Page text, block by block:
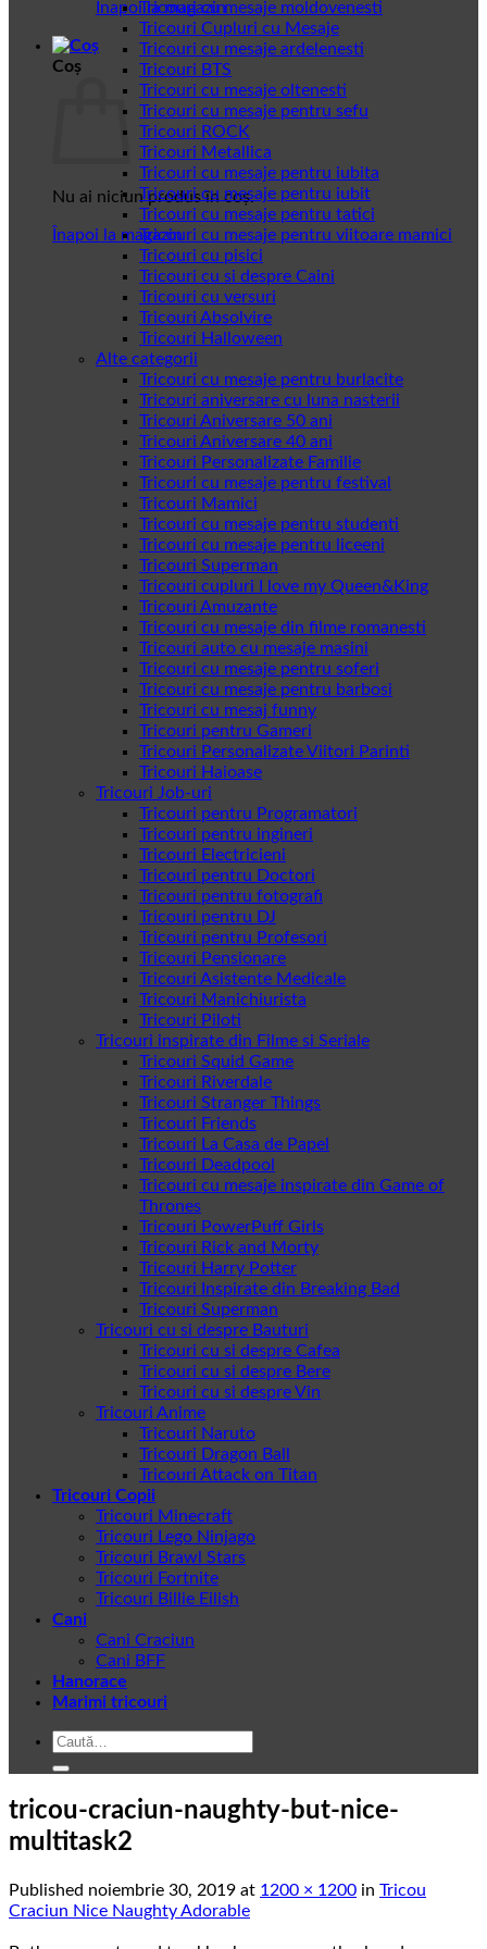
Înapoi la magazin
Coș
Nu ai niciun produs în coș.
Înapoi la magazin
Tricouri cu mesaje moldovenesti
Tricouri Cupluri cu Mesaje
Tricouri cu mesaje ardelenesti
Tricouri BTS
Tricouri cu mesaje oltenesti
Tricouri cu mesaje pentru sefu
Tricouri ROCK
Tricouri Metallica
Tricouri cu mesaje pentru iubita
Tricouri cu mesaje pentru iubit
Tricouri cu mesaje pentru tatici
Tricouri cu mesaje pentru viitoare mamici
Tricouri cu pisici
Tricouri cu si despre Caini
Tricouri cu versuri
Tricouri Absolvire
Tricouri Halloween
Alte categorii
Tricouri cu mesaje pentru burlacite
Tricouri aniversare cu luna nasterii
Tricouri Aniversare 50 ani
Tricouri Aniversare 40 ani
Tricouri Personalizate Familie
Tricouri cu mesaje pentru festival
Tricouri Mamici
Tricouri cu mesaje pentru studenti
Tricouri cu mesaje pentru liceeni
Tricouri Superman
Tricouri cupluri I love my Queen&King
Tricouri Amuzante
Tricouri cu mesaje din filme romanesti
Tricouri auto cu mesaje masini
Tricouri cu mesaje pentru soferi
Tricouri cu mesaje pentru barbosi
Tricouri cu mesaj funny
Tricouri pentru Gameri
Tricouri Personalizate Viitori Parinti
Tricouri Haioase
Tricouri Job-uri
Tricouri pentru Programatori
Tricouri pentru ingineri
Tricouri Electricieni
Tricouri pentru Doctori
Tricouri pentru fotografi
Tricouri pentru DJ
Tricouri pentru Profesori
Tricouri Pensionare
Tricouri Asistente Medicale
Tricouri Manichiurista
Tricouri Piloti
Tricouri inspirate din Filme si Seriale
Tricouri Squid Game
Tricouri Riverdale
Tricouri Stranger Things
Tricouri Friends
Tricouri La Casa de Papel
Tricouri Deadpool
Tricouri cu mesaje inspirate din Game of
Thrones
Tricouri PowerPuff Girls
Tricouri Rick and Morty
Tricouri Harry Potter
Tricouri Inspirate din Breaking Bad
Tricouri Superman
Tricouri cu si despre Bauturi
Tricouri cu si despre Cafea
Tricouri cu si despre Bere
Tricouri cu si despre Vin
Tricouri Anime
Tricouri Naruto
Tricouri Dragon Ball
Tricouri Attack on Titan
Tricouri Copii
Tricouri Minecraft
Tricouri Lego Ninjago
Tricouri Brawl Stars
Tricouri Fortnite
Tricouri Billie Eilish
Cani
Cani Craciun
Cani BFF
Hanorace
Marimi tricouri
Caută
tricou-craciun-naughty-but-nice-
multitask2
Published noiembrie 30, 2019 at 1200 × 1200 in Tricou
Craciun Nice Naughty Adorable